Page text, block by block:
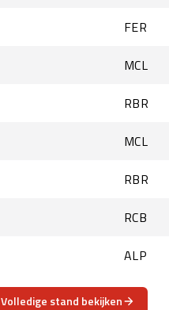
FER
MCL
RBR
MCL
RBR
RCB
ALP
Volledige stand bekijken